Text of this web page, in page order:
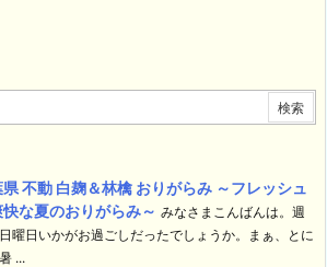
不動 白麹＆林檎 おりがらみ ～フレッシュ
快な夏のおりがらみ～ みなさまこんばんは。週
曜日いかがお過ごしだったでしょうか。まぁ、とに
...